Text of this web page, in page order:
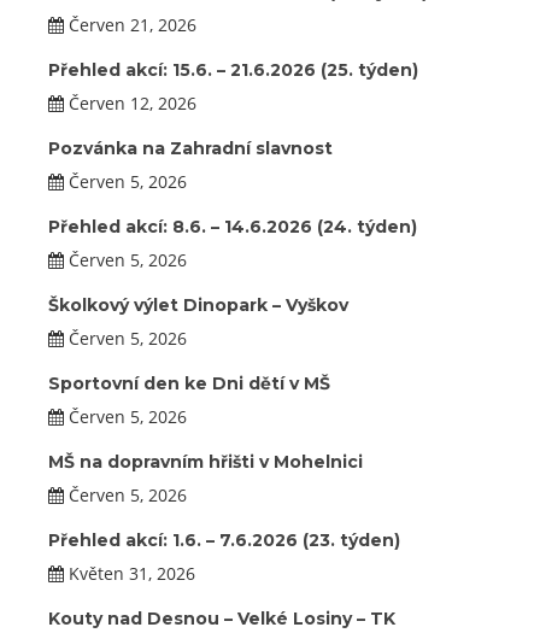
Červen 21, 2026
Přehled akcí: 15.6. – 21.6.2026 (25. týden)
Červen 12, 2026
Pozvánka na Zahradní slavnost
Červen 5, 2026
Přehled akcí: 8.6. – 14.6.2026 (24. týden)
Červen 5, 2026
Školkový výlet Dinopark – Vyškov
Červen 5, 2026
Sportovní den ke Dni dětí v MŠ
Červen 5, 2026
MŠ na dopravním hřišti v Mohelnici
Červen 5, 2026
Přehled akcí: 1.6. – 7.6.2026 (23. týden)
Květen 31, 2026
Kouty nad Desnou – Velké Losiny – TK